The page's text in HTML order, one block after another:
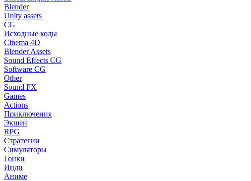
Blender
Unity assets
CG
Исходные коды
Cinema 4D
Blender Assets
Sound Effects CG
Software CG
Other
Sound FX
Games
Actions
Приключения
Экшен
RPG
Стратегии
Симуляторы
Гонки
Инди
Аниме